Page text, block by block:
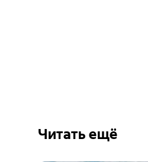
Читать ещё